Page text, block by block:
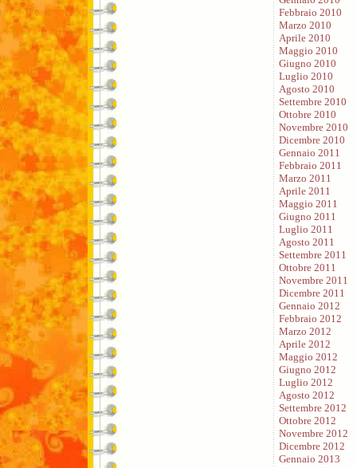
Febbraio 2010
Marzo 2010
Aprile 2010
Maggio 2010
Giugno 2010
Luglio 2010
Agosto 2010
Settembre 2010
Ottobre 2010
Novembre 2010
Dicembre 2010
Gennaio 2011
Febbraio 2011
Marzo 2011
Aprile 2011
Maggio 2011
Giugno 2011
Luglio 2011
Agosto 2011
Settembre 2011
Ottobre 2011
Novembre 2011
Dicembre 2011
Gennaio 2012
Febbraio 2012
Marzo 2012
Aprile 2012
Maggio 2012
Giugno 2012
Luglio 2012
Agosto 2012
Settembre 2012
Ottobre 2012
Novembre 2012
Dicembre 2012
Gennaio 2013